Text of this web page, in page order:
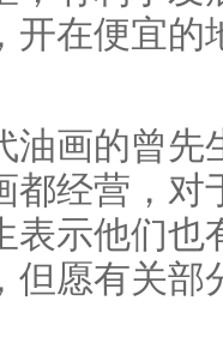
开在便宜的
油画的曾先
都经营，对
表示他们也
但愿有关部